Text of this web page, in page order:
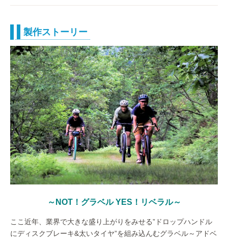
製作ストーリー
～NOT！グラベル YES！リベラル～
ここ近年、業界で大きな盛り上がりをみせる”ドロップハンドル
にディスクブレーキ&太いタイヤ”を組み込んむグラベル～アドベ